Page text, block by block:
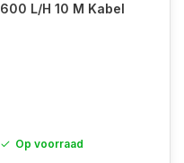
600 L/H 10 M Kabel
Op voorraad